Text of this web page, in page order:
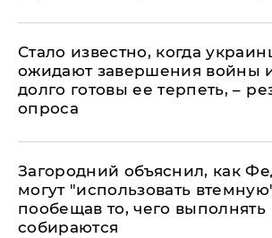
Стало известно, когда
ожидают завершения войны
долго готовы ее терпеть, –
опроса
Загородний объяснил, как
могут "использовать
пообещав то, чего выполнять
собираются